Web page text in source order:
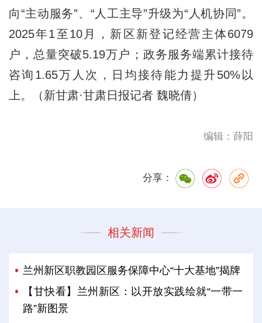
向“主动服务”、“人工主导”升级为“人机协同”。
2025年1至10月，新区新登记经营主体6079
户，总量突破5.19万户；政务服务端累计接待
咨询1.65万人次，日均接待能力提升50%以
上。（新甘肃·甘肃日报记者 魏晓倩）
编辑：薛阳
分享：
相关新闻
兰州新区职教园区服务保障中心“十大基地”揭牌
【甘快看】兰州新区：以开放实践绘就“一带一
路”新图景